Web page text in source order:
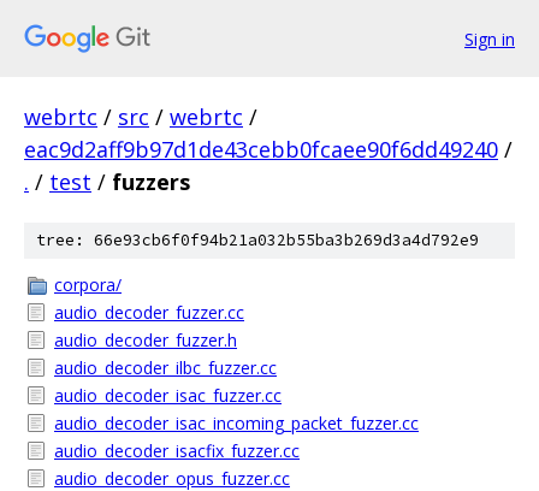
Sign in
webrtc / src / webrtc /
eac9d2aff9b97d1de43cebb0fcaee90f6dd49240 /
. / test / fuzzers
tree: 66e93cb6f0f94b21a032b55ba3b269d3a4d792e9
corpora/
audio_decoder_fuzzer.cc
audio_decoder_fuzzer.h
audio_decoder_ilbc_fuzzer.cc
audio_decoder_isac_fuzzer.cc
audio_decoder_isac_incoming_packet_fuzzer.cc
audio_decoder_isacfix_fuzzer.cc
audio_decoder_opus_fuzzer.cc